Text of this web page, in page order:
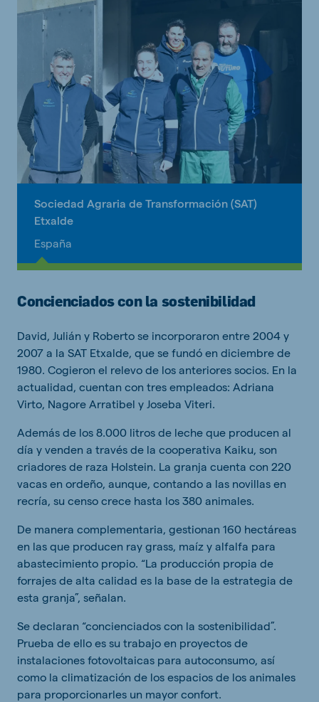
Sociedad Agraria de Transformación (SAT)
Etxalde
España
Concienciados con la sostenibilidad
David, Julián y Roberto se incorporaron entre 2004 y
2007 a la SAT Etxalde, que se fundó en diciembre de
1980. Cogieron el relevo de los anteriores socios. En la
actualidad, cuentan con tres empleados: Adriana
Virto, Nagore Arratibel y Joseba Viteri.
Además de los 8.000 litros de leche que producen al
día y venden a través de la cooperativa Kaiku, son
criadores de raza Holstein. La granja cuenta con 220
vacas en ordeño, aunque, contando a las novillas en
recría, su censo crece hasta los 380 animales.
De manera complementaria, gestionan 160 hectáreas
en las que producen ray grass, maíz y alfalfa para
abastecimiento propio. “La producción propia de
forrajes de alta calidad es la base de la estrategia de
esta granja”, señalan.
Se declaran “concienciados con la sostenibilidad”.
Prueba de ello es su trabajo en proyectos de
instalaciones fotovoltaicas para autoconsumo, así
como la climatización de los espacios de los animales
para proporcionarles un mayor confort.